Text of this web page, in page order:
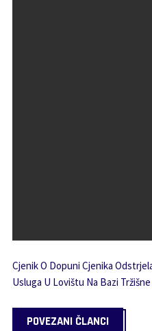
Cjenik O Dopuni Cjenika
Usluga U Lovištu Na Bazi
POVEZANI ČLANCI